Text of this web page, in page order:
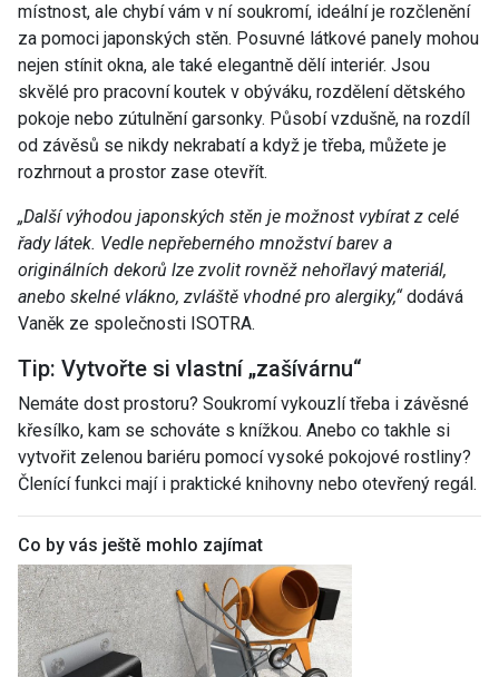
místnost, ale chybí vám v ní soukromí, ideální je rozčlenění
za pomoci japonských stěn. Posuvné látkové panely mohou
nejen stínit okna, ale také elegantně dělí interiér. Jsou
skvělé pro pracovní koutek v obýváku, rozdělení dětského
pokoje nebo zútulnění garsonky. Působí vzdušně, na rozdíl
od závěsů se nikdy nekrabatí a když je třeba, můžete je
rozhrnout a prostor zase otevřít.
„Další výhodou japonských stěn je možnost vybírat z celé
řady látek. Vedle nepřeberného množství barev a
originálních dekorů lze zvolit rovněž nehořlavý materiál,
anebo skelné vlákno, zvláště vhodné pro alergiky,“ dodává
Vaněk ze společnosti ISOTRA.
Tip: Vytvořte si vlastní „zašívárnu“
Nemáte dost prostoru? Soukromí vykouzlí třeba i závěsné
křesílko, kam se schováte s knížkou. Anebo co takhle si
vytvořit zelenou bariéru pomocí vysoké pokojové rostliny?
Členící funkci mají i praktické knihovny nebo otevřený regál.
Co by vás ještě mohlo zajímat